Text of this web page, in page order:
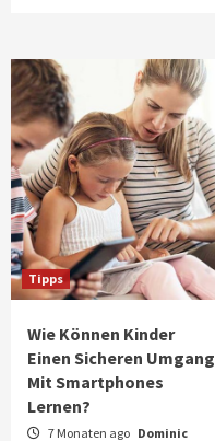
Tipps
Wie Können Kinder
Einen Sicheren Umgang
Mit Smartphones
Lernen?
7 Monaten ago Dominic